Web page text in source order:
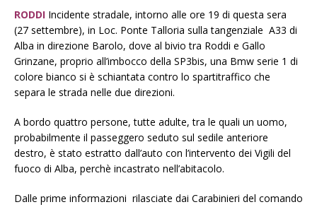
RODDI Incidente stradale, intorno alle ore 19 di questa sera
(27 settembre), in Loc. Ponte Talloria sulla tangenziale A33 di
Alba in direzione Barolo, dove al bivio tra Roddi e Gallo
Grinzane, proprio all’imbocco della SP3bis, una Bmw serie 1 di
colore bianco si è schiantata contro lo spartitraffico che
separa le strada nelle due direzioni.
A bordo quattro persone, tutte adulte, tra le quali un uomo,
probabilmente il passeggero seduto sul sedile anteriore
destro, è stato estratto dall’auto con l’intervento dei Vigili del
fuoco di Alba, perchè incastrato nell’abitacolo.
Dalle prime informazioni rilasciate dai Carabinieri del comando